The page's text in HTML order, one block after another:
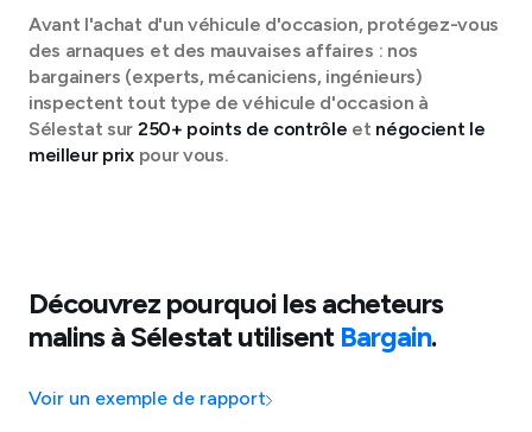
Avant l'achat d'un véhicule d'occasion, protégez-vous
des arnaques et des mauvaises affaires : nos
bargainers (experts, mécaniciens, ingénieurs)
inspectent tout type de véhicule d'occasion à
Sélestat sur 250+ points de contrôle et négocient le
meilleur prixpour vous.
Découvrez pourquoi les acheteurs
malins àSélestatutilisent Bargain.
Voir un exemple de rapport